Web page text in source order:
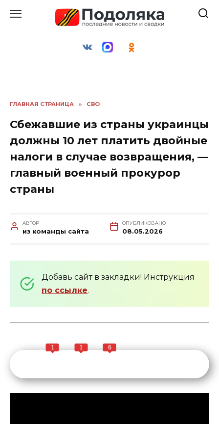
ГЛАВНАЯ СТРАНИЦА » СВО
Сбежавшие из страны украинцы
должны 10 лет платить двойные
налоги в случае возвращения, —
главный военный прокурор
страны
АВТОР
из команды сайта
ОПУБЛИКОВАНО
08.05.2026
Добавь сайт в закладки! Инструкция
по ссылке.
1 1 6